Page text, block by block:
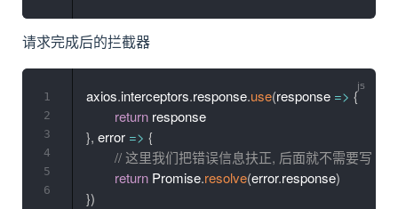
请求完成后的拦截器
axios.interceptors.response.use(response => {
return
}, error => {
// 这里我们把错误信息扶正, 后面就不需要写
return Promise.resolve(error.response)
})
1
2
3
4
5
6